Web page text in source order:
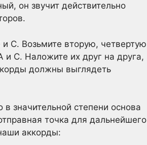
он звучит действительно
C. Возьмите вторую, четвертую
C. Наложите их друг на друга,
должны выглядеть
значительной степени основа
точка для дальнейшего
аккорды: